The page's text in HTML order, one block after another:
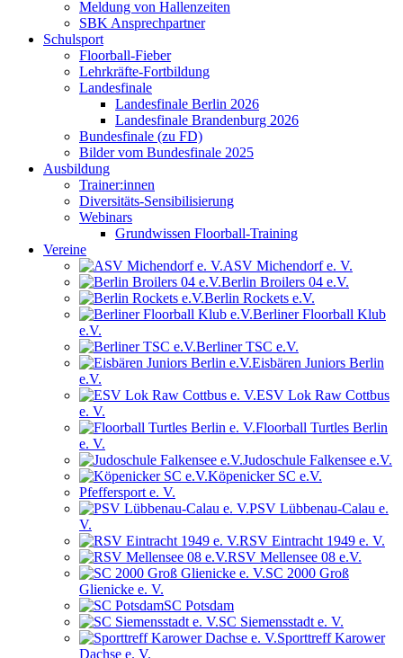
Meldung von Hallenzeiten
SBK Ansprechpartner
Schulsport
Floorball-Fieber
Lehrkräfte-Fortbildung
Landesfinale
Landesfinale Berlin 2026
Landesfinale Brandenburg 2026
Bundesfinale (zu FD)
Bilder vom Bundesfinale 2025
Ausbildung
Trainer:innen
Diversitäts-Sensibilisierung
Webinars
Grundwissen Floorball-Training
Vereine
ASV Michendorf e. V.
Berlin Broilers 04 e.V.
Berlin Rockets e.V.
Berliner Floorball Klub
e.V.
Berliner TSC e.V.
Eisbären Juniors Berlin
e.V.
ESV Lok Raw Cottbus
e. V.
Floorball Turtles Berlin
e. V.
Judoschule Falkensee e.V.
Köpenicker SC e.V.
Pfeffersport e. V.
PSV Lübbenau-Calau e.
V.
RSV Eintracht 1949 e. V.
RSV Mellensee 08 e.V.
SC 2000 Groß
Glienicke e. V.
SC Potsdam
SC Siemensstadt e. V.
Sporttreff Karower
Dachse e. V.